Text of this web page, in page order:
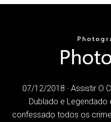
07/12/2018 · Assistir O
Dublado e Legendado
confessado todos os